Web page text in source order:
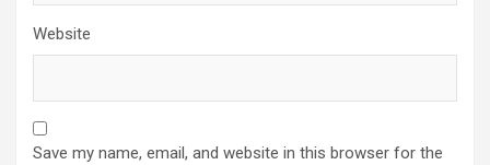
Website
Save my name, email, and website in this browser for the